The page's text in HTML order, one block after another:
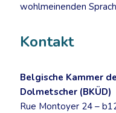
wohlmeinenden
Kontakt
Belgische Kammer
Dolmetscher (BKÜD)
Rue Montoyer 24 –